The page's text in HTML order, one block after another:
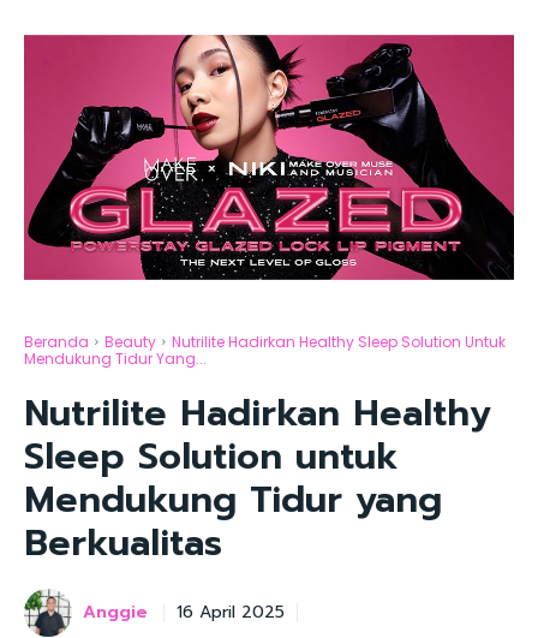
Beranda Beauty
Nutrilite Hadirkan Healthy Sleep Solution Untuk
Mendukung Tidur Yang...
Nutrilite Hadirkan Healthy
Sleep Solution untuk
Mendukung Tidur yang
Berkualitas
Anggie 16 April 2025